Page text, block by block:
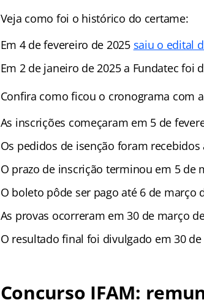
Veja como foi o histórico do certame:
Em 4 de fevereiro de 2025 saiu o edital
Em 2 de janeiro de 2025 a Fundatec foi
Confira como ficou o cronograma com
As inscrições começaram em 5 de
Os pedidos de isenção foram recebidos
O prazo de inscrição terminou em 5 de
O boleto pôde ser pago até 6 de março
As provas ocorreram em 30 de março
O resultado final foi divulgado em 30
Concurso IFAM: